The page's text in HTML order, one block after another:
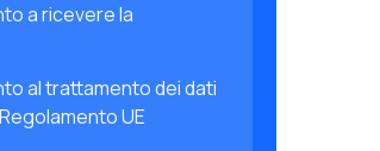
a ricevere la
al trattamento dei dati
UE